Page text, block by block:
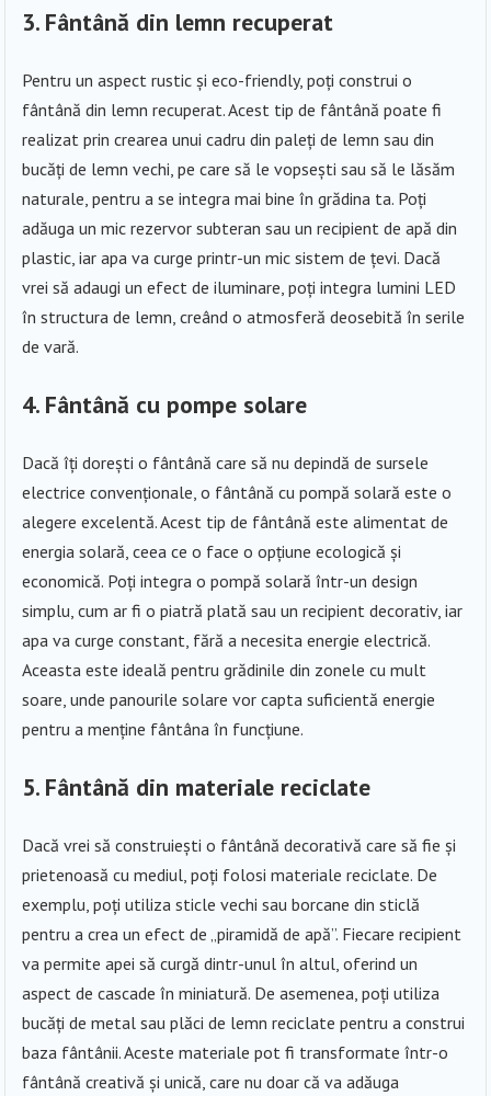
3. Fântână din lemn recuperat
Pentru un aspect rustic și eco-friendly, poți construi o
fântână din lemn recuperat. Acest tip de fântână poate fi
realizat prin crearea unui cadru din paleți de lemn sau din
bucăți de lemn vechi, pe care să le vopsești sau să le lăsăm
naturale, pentru a se integra mai bine în grădina ta. Poți
adăuga un mic rezervor subteran sau un recipient de apă din
plastic, iar apa va curge printr-un mic sistem de țevi. Dacă
vrei să adaugi un efect de iluminare, poți integra lumini LED
în structura de lemn, creând o atmosferă deosebită în serile
de vară.
4. Fântână cu pompe solare
Dacă îți dorești o fântână care să nu depindă de sursele
electrice convenționale, o fântână cu pompă solară este o
alegere excelentă. Acest tip de fântână este alimentat de
energia solară, ceea ce o face o opțiune ecologică și
economică. Poți integra o pompă solară într-un design
simplu, cum ar fi o piatră plată sau un recipient decorativ, iar
apa va curge constant, fără a necesita energie electrică.
Aceasta este ideală pentru grădinile din zonele cu mult
soare, unde panourile solare vor capta suficientă energie
pentru a menține fântâna în funcțiune.
5. Fântână din materiale reciclate
Dacă vrei să construiești o fântână decorativă care să fie și
prietenoasă cu mediul, poți folosi materiale reciclate. De
exemplu, poți utiliza sticle vechi sau borcane din sticlă
pentru a crea un efect de „piramidă de apă”. Fiecare recipient
va permite apei să curgă dintr-unul în altul, oferind un
aspect de cascade în miniatură. De asemenea, poți utiliza
bucăți de metal sau plăci de lemn reciclate pentru a construi
baza fântânii. Aceste materiale pot fi transformate într-o
fântână creativă și unică, care nu doar că va adăuga